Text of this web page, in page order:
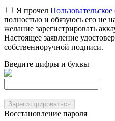
Я прочел
полностью и обязуюсь его не
желание зарегистрировать
Настоящее заявление
собственноручной подписи.
Введите цифры и буквы
Зарегистрироваться
Восстановление пароля